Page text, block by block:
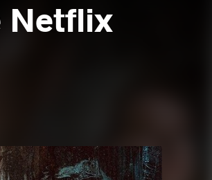
Netflix